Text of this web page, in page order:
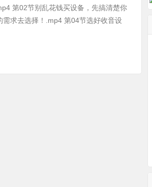
第02节别乱花钱买设备，先搞清楚你
求去选择！.mp4 第04节选好收音设